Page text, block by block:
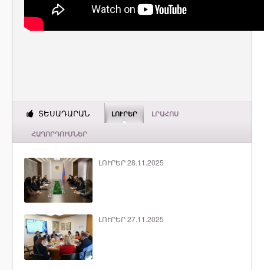
ՏԵՍԱԴԱՐԱՆ ԼՈՒՐԵՐ ԼՐԱՀՈՍ
ՀԱՂՈՐԴՈՒՄՆԵՐ
ԼՈՒՐԵՐ 28.11.2025
ԼՈՒՐԵՐ 27.11.2025